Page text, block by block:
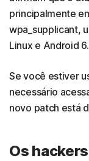
principalmente
wpa_supplicant,
Linux e Android
Se você estiver
necessário
novo patch está
Os